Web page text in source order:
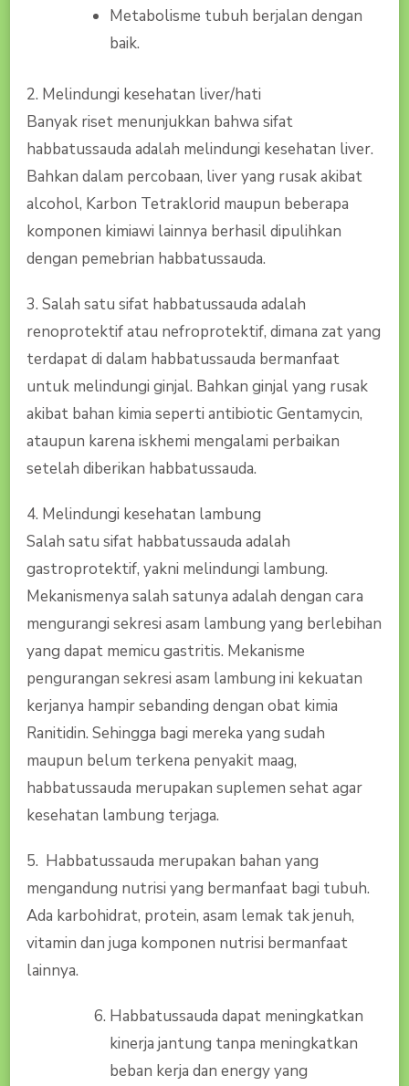
Metabolisme tubuh berjalan dengan
baik.
2. Melindungi kesehatan liver/hati
Banyak riset menunjukkan bahwa sifat
habbatussauda adalah melindungi kesehatan liver.
Bahkan dalam percobaan, liver yang rusak akibat
alcohol, Karbon Tetraklorid maupun beberapa
komponen kimiawi lainnya berhasil dipulihkan
dengan pemebrian habbatussauda.
3. Salah satu sifat habbatussauda adalah
renoprotektif atau nefroprotektif, dimana zat yang
terdapat di dalam habbatussauda bermanfaat
untuk melindungi ginjal. Bahkan ginjal yang rusak
akibat bahan kimia seperti antibiotic Gentamycin,
ataupun karena iskhemi mengalami perbaikan
setelah diberikan habbatussauda.
4. Melindungi kesehatan lambung
Salah satu sifat habbatussauda adalah
gastroprotektif, yakni melindungi lambung.
Mekanismenya salah satunya adalah dengan cara
mengurangi sekresi asam lambung yang berlebihan
yang dapat memicu gastritis. Mekanisme
pengurangan sekresi asam lambung ini kekuatan
kerjanya hampir sebanding dengan obat kimia
Ranitidin. Sehingga bagi mereka yang sudah
maupun belum terkena penyakit maag,
habbatussauda merupakan suplemen sehat agar
kesehatan lambung terjaga.
5. Habbatussauda merupakan bahan yang
mengandung nutrisi yang bermanfaat bagi tubuh.
Ada karbohidrat, protein, asam lemak tak jenuh,
vitamin dan juga komponen nutrisi bermanfaat
lainnya.
Habbatussauda dapat meningkatkan
kinerja jantung tanpa meningkatkan
beban kerja dan energy yang